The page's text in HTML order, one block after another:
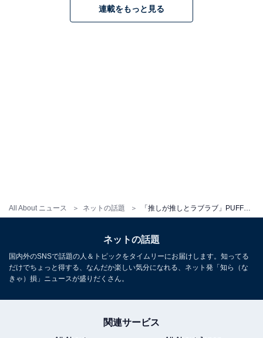
All About ニュース ネットの話題 「推しが推しとラブラブ」PUFFY・大貫亜美、aikoとの密着ショット公開！ 「なんなん2人とも可愛いすぎ」
連載をもっと見る
ネットの話題
国内外のSNSで話題の人＆トピックをタイムリーにお届けします。知ってる
だけでちょっと得する、なんだか楽しい気分になれる、ネット発「知ら（な
きゃ）損」ニュースが盛りだくさん。
関連サービス